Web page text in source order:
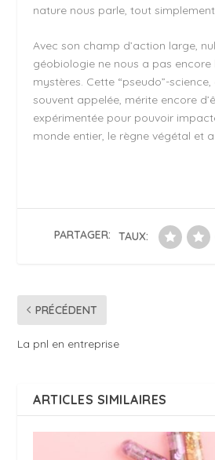
nature nous parle, tout simplement.
Avec son champ d’action large,
géobiologie ne nous a pas encore
mystères. Cette “pseudo”-
souvent appelée, mérite encore
expérimentée pour pouvoir
monde entier, le règne végétal et
PARTAGER: TAUX:
PRÉCÉDENT
La pnl en entreprise
ARTICLES SIMILAIRES